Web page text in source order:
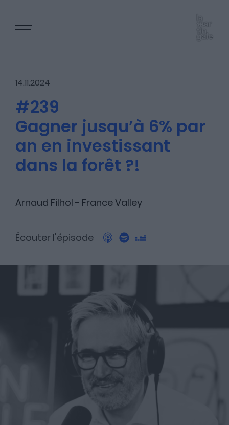
Les épisodes
Les articles
A propos
Fundora
Merci à notre partenaire !
Découvrez Fundora,
la plateforme qui démocratise l’investissement en private
equity et en dette privée.
14.11.2024
#239
Gagner jusqu’à 6% par
an en investissant
dans la forêt ?!
Arnaud Filhol - France Valley
Écouter l'épisode